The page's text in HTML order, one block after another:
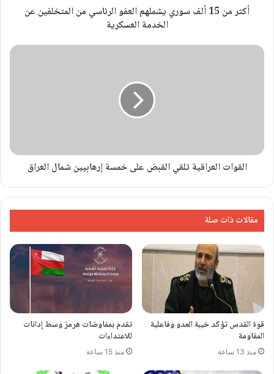
أكثر من 15 ألف سوري يشملهم العفو الرئاسي من المتخلفين عن
الخدمة العسكرية
القوات العراقية تلقي القبض على خمسة إرهابيين شمال العراق
مقالات ذات صلة
قوة القدس تؤكد خيبة العدو وفاعلية
المقاومة
منذ 13 ساعة
تقدم بمفاوضات هرمز وسط إدانات
للاعتداءات
منذ 15 ساعة